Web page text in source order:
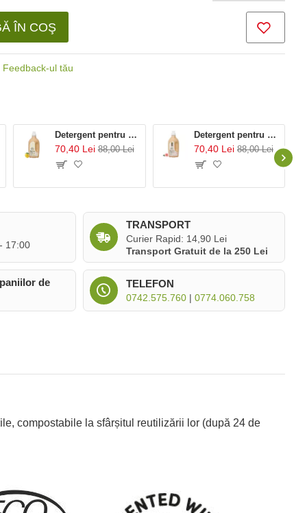
Feedback-ul tău
ÎN COŞ
17:00
TRANSPORT
Curier Rapid: 14,90 Lei
Transport Gratuit de la 250 Lei
de
TELEFON
0742.575.760| 0774.060.758
Detergent pentru rufe cu 99% ingrediente naturale Fresh Citrus (1.5L), Mulieres
70,40 Lei 88,00 Lei
Detergent pentru rufe cu 99% ingrediente naturale Rose Garden (1.5L), Mulieres
70,40 Lei 88,00 Lei
compostabile la sfârșitul reutilizării lor (după 24 de